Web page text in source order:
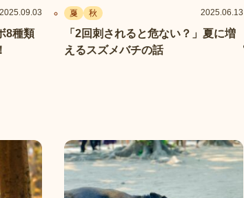
2025.09.03
8種類
夏 秋 2025.06.13
「2回刺されると危ない？」夏に増
えるスズメバチの話